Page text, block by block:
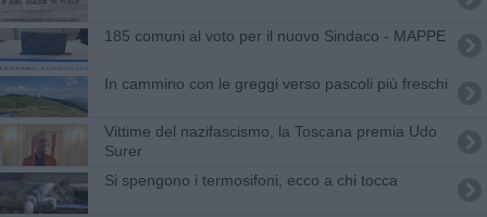
185 comuni al voto per il nuovo Sindaco - MAPPE
In cammino con le greggi verso pascoli più freschi
Vittime del nazifascismo, la Toscana premia Udo
Surer
Si spengono i termosifoni, ecco a chi tocca